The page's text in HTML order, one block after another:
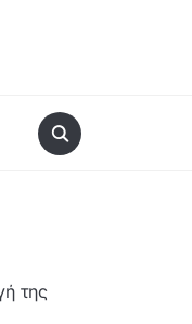
της